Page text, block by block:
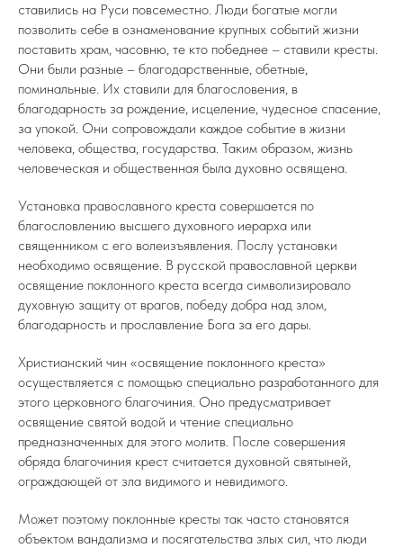
ставились на Руси повсеместно. Люди богатые могли
позволить себе в ознаменование крупных событий жизни
поставить храм, часовню, те кто победнее – ставили кресты.
Они были разные – благодарственные, обетные,
поминальные. Их ставили для благословения, в
благодарность за рождение, исцеление, чудесное спасение,
за упокой. Они сопровождали каждое событие в жизни
человека, общества, государства. Таким образом, жизнь
человеческая и общественная была духовно освящена.
Установка православного креста совершается по
благословлению высшего духовного иерарха или
священником с его волеизъявления. Послу установки
необходимо освящение. В русской православной церкви
освящение поклонного креста всегда символизировало
духовную защиту от врагов, победу добра над злом,
благодарность и прославление Бога за его дары.
Христианский чин «освящение поклонного креста»
осуществляется с помощью специально разработанного для
этого церковного благочиния. Оно предусматривает
освящение святой водой и чтение специально
предназначенных для этого молитв. После совершения
обряда благочиния крест считается духовной святыней,
ограждающей от зла видимого и невидимого.
Может поэтому поклонные кресты так часто становятся
объектом вандализма и посягательства злых сил, что люди